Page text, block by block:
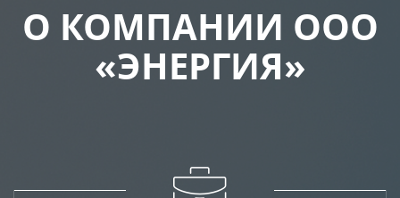
О КОМПАНИИ ООО
«ЭНЕРГИЯ»